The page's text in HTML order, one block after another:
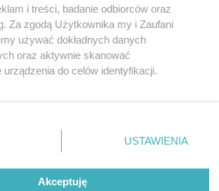
prywatności regulamin korzystania z portali
Skontakuj sięz nami
Kontakt
Wydawca
Redakcja
i treści, badanie odbiorców oraz
Za zgodą Użytkownika my i Zaufani
używać dokładnych danych
oraz aktywnie skanować
do celów identyfikacji.
klikając przycisk ustawień prywatności
lewym dolnym rogu strony
danych nie wymagają zgody
masz prawo sprzeciwić się takiemu
USTAWIENIA
Akceptuję